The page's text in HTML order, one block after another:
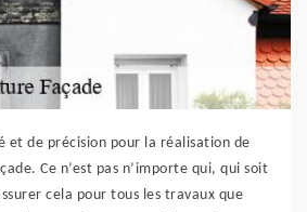
et de précision pour la réalisation de
Ce n’est pas n’importe qui, qui soit
cela pour tous les travaux que